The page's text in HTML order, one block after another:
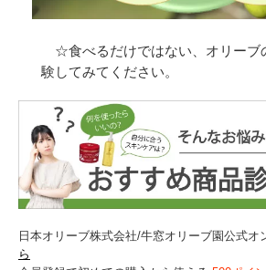
☆食べるだけではない、オリーブ
験してみてください。
日本オリーブ株式会社/牛窓オリーブ園公式オ
ら